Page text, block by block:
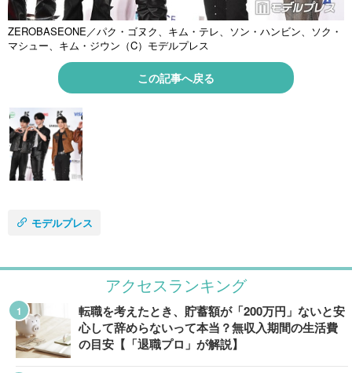
ZEROBASEONE／パク・ゴヌク、キム・テレ、ソン・ハンビン、ソク・
マシュー、キム・ジウン（C）モデルプレス
この記事へ戻る
モデルプレス
アクセスランキング
転職を考えたとき、貯蓄額が「200万円」ないと安
心して辞めらないって本当？無収入期間の生活費
の目安【「退職プロ」が解説】